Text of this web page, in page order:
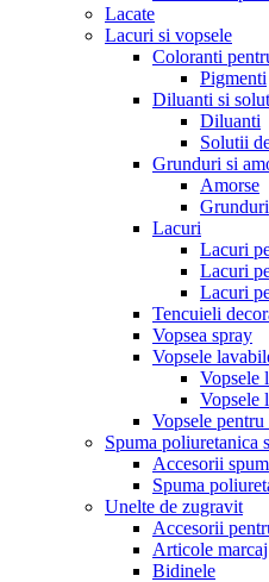
Lacate
Lacuri si vopsele
Coloranti
Pigmenti
Diluanti si
Diluanti
Solutii
Grunduri si
Amorse
Grunduri
Lacuri
Lacuri
Lacuri
Lacuri
Tencuieli
Vopsea spray
Vopsele
Vopsele
Vopsele
Vopsele
Spuma poliuretanica
Accesorii
Spuma
Unelte de zugravit
Accesorii
Articole marcaj
Bidinele